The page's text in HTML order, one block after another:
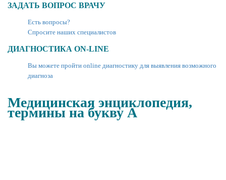
ЗАДАТЬ ВОПРОС ВРАЧУ
Есть вопросы?
Спросите наших специалистов
ДИАГНОСТИКА ON-LINE
Вы можете пройти online диагностику для выявления возможного
диагноза
Медицинская энциклопедия,
термины на букву А